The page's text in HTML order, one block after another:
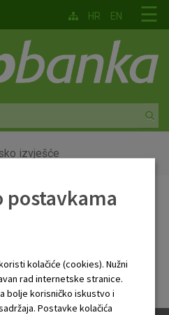
☰
HR EN
izvješće
izvješće.pdf
kolačiće (cookies). Nužni
rad internetske stranice.
bolje korisničko iskustvo i
Postavke kolačića